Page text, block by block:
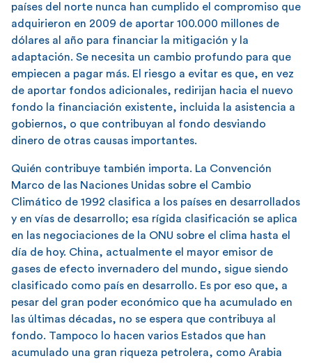
países del norte nunca han cumplido el compromiso que
adquirieron en 2009 de aportar 100.000 millones de
dólares al año para financiar la mitigación y la
adaptación. Se necesita un cambio profundo para que
empiecen a pagar más. El riesgo a evitar es que, en vez
de aportar fondos adicionales, redirijan hacia el nuevo
fondo la financiación existente, incluida la asistencia a
gobiernos, o que contribuyan al fondo desviando
dinero de otras causas importantes.
Quién contribuye también importa. La Convención
Marco de las Naciones Unidas sobre el Cambio
Climático de 1992 clasifica a los países en desarrollados
y en vías de desarrollo; esa rígida clasificación se aplica
en las negociaciones de la ONU sobre el clima hasta el
día de hoy. China, actualmente el mayor emisor de
gases de efecto invernadero del mundo, sigue siendo
clasificado como país en desarrollo. Es por eso que, a
pesar del gran poder económico que ha acumulado en
las últimas décadas, no se espera que contribuya al
fondo. Tampoco lo hacen varios Estados que han
acumulado una gran riqueza petrolera, como Arabia